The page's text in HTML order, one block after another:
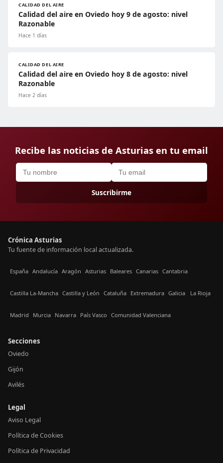
CALIDAD DEL AIRE
Calidad del aire en Oviedo hoy 9 de agosto: nivel
Razonable
Hace 1 días
CALIDAD DEL AIRE
Calidad del aire en Oviedo hoy 8 de agosto: nivel
Razonable
Hace 2 días
Recibe las noticias de Asturias en tu email
Suscribirme
Crónica Asturias
Tu fuente de información local actualizada.
España Andalucía Aragón Asturias Baleares Canarias Cantabria
Castilla La-Mancha Castilla y León Cataluña Extremadura Galicia La Rioja
Madrid Murcia Navarra País Vasco Comunidad Valenciana
Secciones
Oviedo
Gijón
Avilés
Legal
Aviso Legal
Política de Cookies
Política de Privacidad